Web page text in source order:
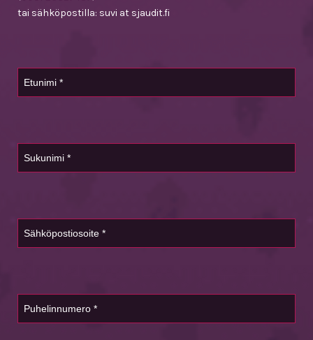
tai sähköpostilla: suvi at sjaudit.fi